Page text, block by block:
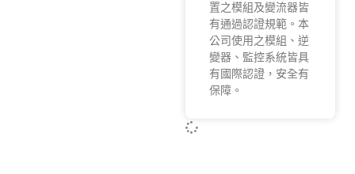
置之模組及變流器皆
有通過認證規範。本
公司使用之模組、逆
變器、監控系統皆具
有國際認證，安全有
保障。